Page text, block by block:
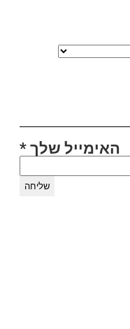
האימייל שלך *